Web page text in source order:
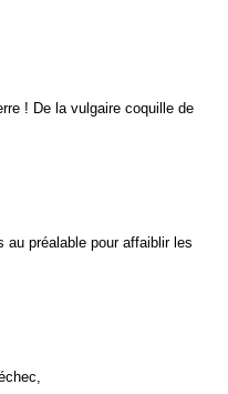
! De la vulgaire coquille de
préalable pour affaiblir les